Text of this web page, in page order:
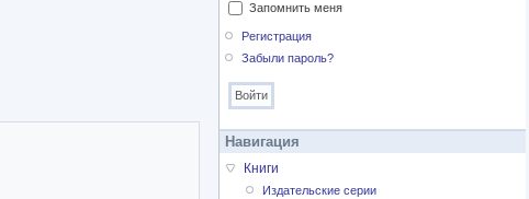
Запомнить меня
Регистрация
Забыли пароль?
Навигация
Книги
Издательские серии